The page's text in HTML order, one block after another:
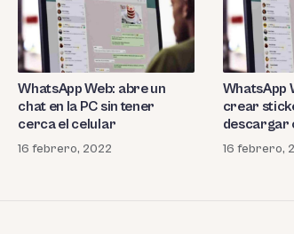
WhatsApp Web: abre un
chat en la PC sin tener
cerca el celular
16 febrero, 2022
WhatsApp
crear
descargar
16 febrero,